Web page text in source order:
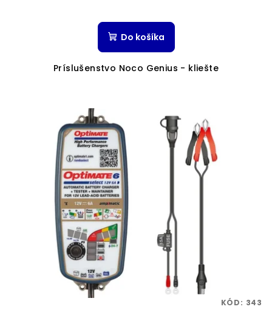
Do košíka
Príslušenstvo Noco Genius - kliešte
KÓD: 343